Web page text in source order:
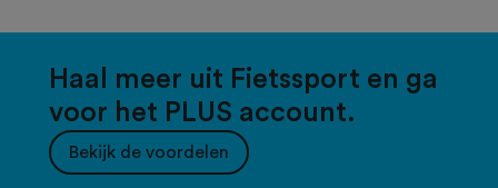
Haal meer uit Fietssport en ga
voor het PLUS account.
Bekijk de voordelen